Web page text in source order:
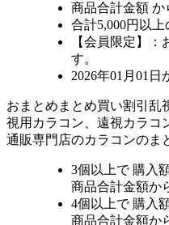
商品合計金額 か
合計5,000円以上
【会員限定】：
す。
2026年01月01日
おまとめ まとめ買い割引 乱
視用カラコン、遠視カラコ
通販専門店のカラコンのま
3個 以上で 購入
商品合計金額か
4個 以上で 購入
商品合計金額か